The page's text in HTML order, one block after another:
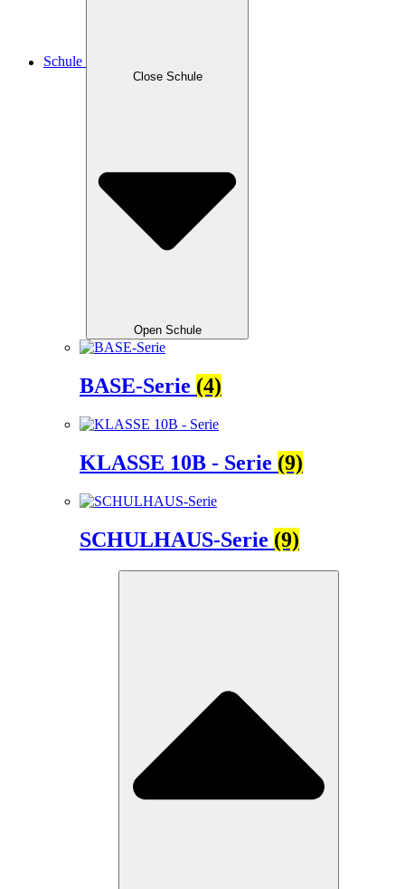
Schule
Close Schule
Open Schule
BASE-Serie (4)
KLASSE 10B - Serie (9)
SCHULHAUS-Serie (9)